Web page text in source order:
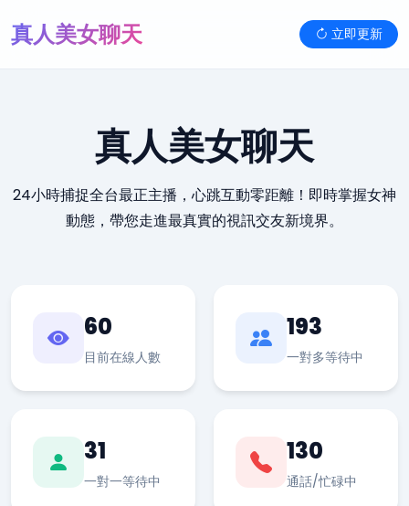
真人美女聊天 立即更新
真人美女聊天
24小時捕捉全台最正主播，心跳互動零距離！即時掌握女神
動態，帶您走進最真實的視訊交友新境界。
60
目前在線人數
193
一對多等待中
31
一對一等待中
130
通話/忙碌中